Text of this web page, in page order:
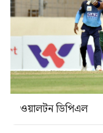
ওয়ালটন ডিপিএল